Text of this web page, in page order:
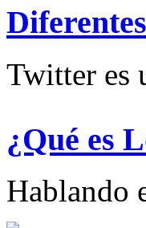
Twitter es
¿Qué es
Hablando